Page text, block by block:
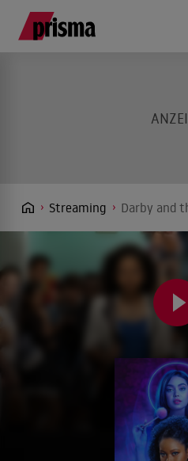
Streaming Darby and